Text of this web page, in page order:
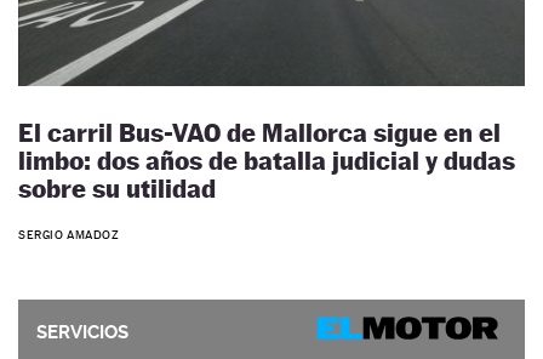
El carril Bus-VAO de Mallorca sigue en el
limbo: dos años de batalla judicial y dudas
sobre su utilidad
SERGIO AMADOZ